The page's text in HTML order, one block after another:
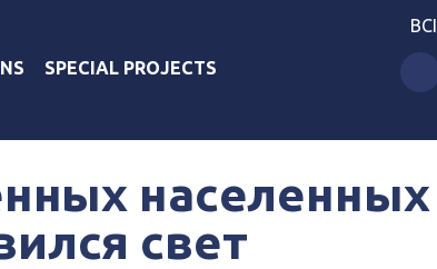
SPECIAL PROJECTS
BCI
населенных
свет